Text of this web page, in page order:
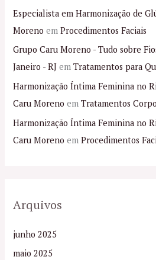
Especialista em Harmonização de
Moreno emProcedimentos Faciais
Grupo Caru Moreno - Tudo sobre
Janeiro - RJ emTratamentos para
Harmonização Íntima Feminina no
Caru Moreno emTratamentos
Harmonização Íntima Feminina no
Caru Moreno emProcedimentos
Arquivos
junho 2025
maio 2025